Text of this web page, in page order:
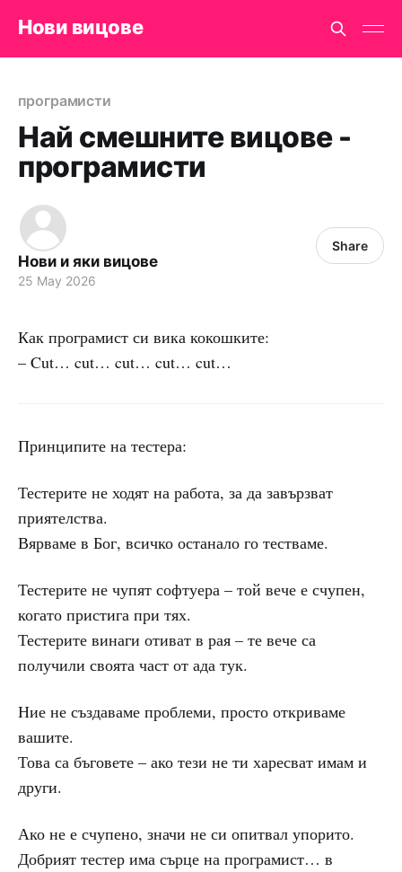
Нови вицове
програмисти
Най смешните вицове -
програмисти
Нови и яки вицове
25 May 2026
Share
Как програмист си вика кокошките:
– Cut… cut… cut… cut… cut…
Принципите на тестера:
Тестерите не ходят на работа, за да завързват
приятелства.
Вярваме в Бог, всичко останало го тестваме.
Тестерите не чупят софтуера – той вече е счупен,
когато пристига при тях.
Тестерите винаги отиват в рая – те вече са
получили своята част от ада тук.
Ние не създаваме проблеми, просто откриваме
вашите.
Това са бъговете – ако тези не ти харесват имам и
други.
Ако не е счупено, значи не си опитвал упорито.
Добрият тестер има сърце на програмист… в